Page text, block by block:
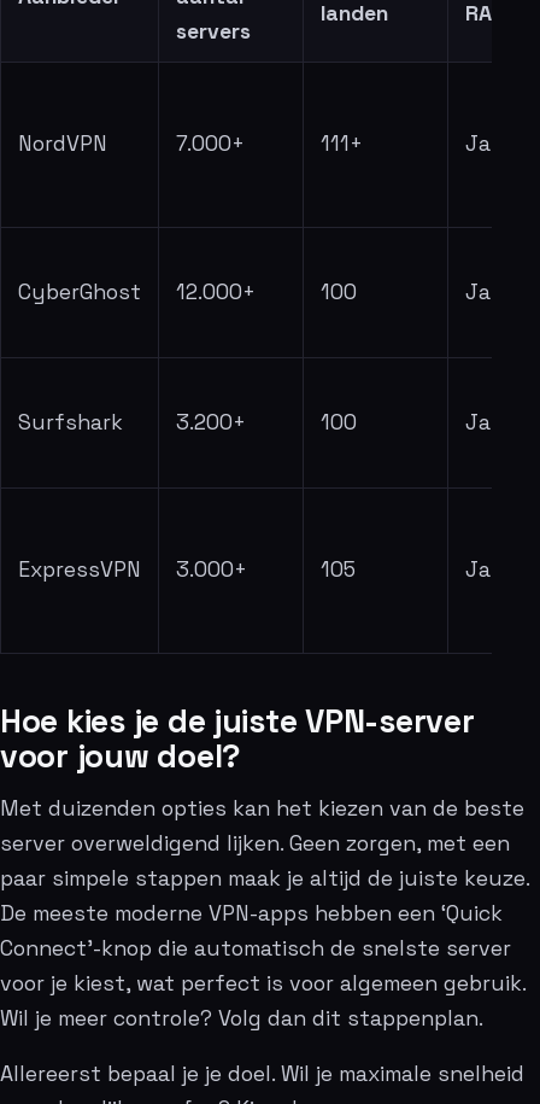
servers
landen RAM-
NordVPN 7.000+ 111+ Ja
CyberGhost 12.000+ 100 Ja
Surfshark 3.200+ 100 Ja
ExpressVPN 3.000+ 105 Ja
Hoe kies je de juiste VPN-server
voor jouw doel?
Met duizenden opties kan het kiezen van de beste
server overweldigend lijken. Geen zorgen, met een
paar simpele stappen maak je altijd de juiste keuze.
De meeste moderne VPN-apps hebben een ‘Quick
Connect’-knop die automatisch de snelste server
voor je kiest, wat perfect is voor algemeen gebruik.
Wil je meer controle? Volg dan dit stappenplan.
Allereerst bepaal je je doel. Wil je maximale snelheid